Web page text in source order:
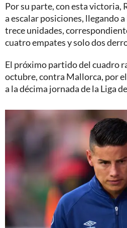
Por su parte, con esta victoria,
a escalar posiciones, llegando
trece unidades,
cuatro empates y solo dos
El próximo partido del cuadro
octubre, contra Mallorca, por
a la décima jornada de la Liga